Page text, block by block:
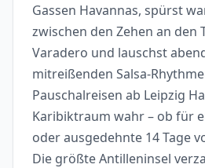
Gassen Havannas, spürst
zwischen den Zehen an den
Varadero und lauschst
mitreißenden Salsa-
Pauschalreisen ab Leipzig
Karibiktraum wahr – ob für
oder ausgedehnte 14 Tage
Die größte Antilleninsel